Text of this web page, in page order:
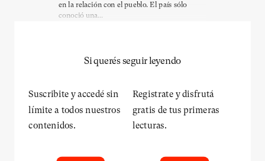
en la relación con el pueblo. El país sólo
conoció una...
Si querés seguir leyendo
Suscribite y accedé sin
límite a todos nuestros
contenidos.
Registrate y disfrutá
gratis de tus primeras
lecturas.